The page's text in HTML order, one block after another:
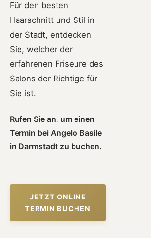
Für den besten
Haarschnitt und Stil in
der Stadt, entdecken
Sie, welcher der
erfahrenen Friseure des
Salons der Richtige für
Sie ist.
Rufen Sie an, um einen
Termin bei Angelo Basile
in Darmstadt zu buchen.
JETZT ONLINE
TERMIN BUCHEN